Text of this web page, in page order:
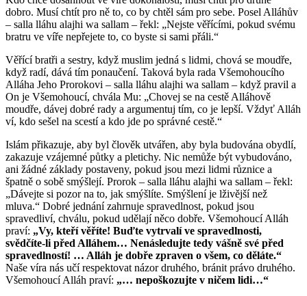
dobro. Musí chtít pro ně to, co by chtěl sám pro sebe. Posel Alláhův
– salla lláhu alajhi wa sallam – řekl: „Nejste věřícími, pokud svému
bratru ve víře nepřejete to, co byste si sami přáli.“
Věřící bratři a sestry, když muslim jedná s lidmi, chová se moudře,
když radí, dává tím ponaučení. Taková byla rada Všemohoucího
Alláha Jeho Prorokovi – salla lláhu alajhi wa sallam – když pravil a
On je Všemohoucí, chvála Mu: „Chovej se na cestě Alláhově
moudře, dávej dobré rady a argumentuj tím, co je lepší. Vždyť Alláh
ví, kdo sešel na scestí a kdo jde po správné cestě.“
Islám přikazuje, aby byl člověk utvářen, aby byla budována obydlí,
zakazuje vzájemné půtky a pletichy. Nic nemůže být vybudováno,
ani žádné základy postaveny, pokud jsou mezi lidmi různice a
špatně o sobě smýšlejí. Prorok – salla lláhu alajhi wa sallam – řekl:
„Dávejte si pozor na to, jak smýšlíte. Smýšlení je lživější než
mluva.“ Dobré jednání zahrnuje spravedlnost, pokud jsou
spravedliví, chválu, pokud udělají něco dobře. Všemohoucí Alláh
praví: „Vy, kteří věříte! Buďte vytrvalí ve spravedlnosti,
svědčíte-li před Alláhem… Nenásledujte tedy vášně své před
spravedlností! … Alláh je dobře zpraven o všem, co děláte.“
Naše víra nás učí respektovat názor druhého, bránit právo druhého.
Všemohoucí Alláh praví: „… nepoškozujte v ničem lidi…“